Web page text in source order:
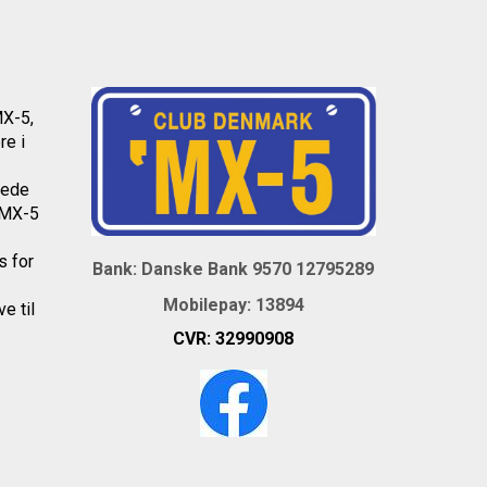
5,
i
5
for
til
Bank: Danske Bank 9570 12795289
Mobil epay: 13894
CVR: 32990908